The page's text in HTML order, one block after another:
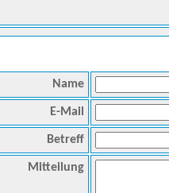
Name
E-Mail
Betreff
Mitteilung